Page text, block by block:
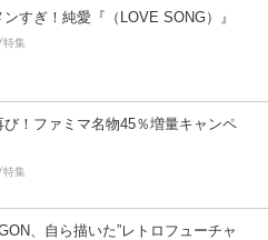
すぎ！純愛『（LOVE SONG）』
特集
び！ファミマ名物45％増量キャンペ
特集
、自ら描いた”レトロフューチャ